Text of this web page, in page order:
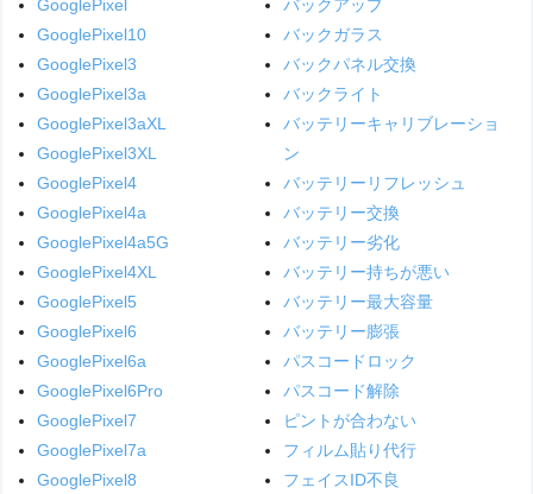
GooglePixel
GooglePixel10
GooglePixel3
GooglePixel3a
GooglePixel3aXL
GooglePixel3XL
GooglePixel4
GooglePixel4a
GooglePixel4a5G
GooglePixel4XL
GooglePixel5
GooglePixel6
GooglePixel6a
GooglePixel6Pro
GooglePixel7
GooglePixel7a
GooglePixel8
バックアップ
バックガラス
バックパネル交換
バックライト
バッテリーキャリブレーショ
ン
バッテリーリフレッシュ
バッテリー交換
バッテリー劣化
バッテリー持ちが悪い
バッテリー最大容量
バッテリー膨張
パスコードロック
パスコード解除
ピントが合わない
フィルム貼り代行
フェイスID不良